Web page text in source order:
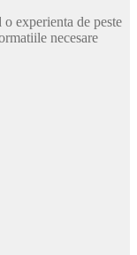
o experienta de peste
necesare